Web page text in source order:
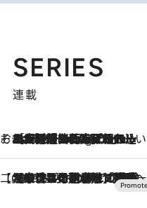
SERIES
連載
そおだよおこの関西おいしい、おやつ紀行10 Hours Ago
［大阪府箕面市］一皿一皿目の前で仕上げられる、料理を巧みに組み込んだアシェットデセールコース「ミチル アシェット デセール（Michiru assiette dessert）」
【CREA×星野リゾート】唯一無二。癒しと発見が待つ場所へ
2026.8.7
【トンボの足水浴】ヒノキの香りに包まれて涼感マックス！約13℃の湧水かけ流しを避暑地「星野温泉 トンボの湯」で体験